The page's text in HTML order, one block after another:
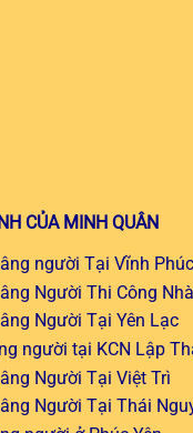
CỦA MINH QUÂN
người Tại Vĩnh Phúc
Người Thi Công
Người Tại Yên Lạc
người tại KCN Lập
Người Tại Việt Trì
Người Tại Thái